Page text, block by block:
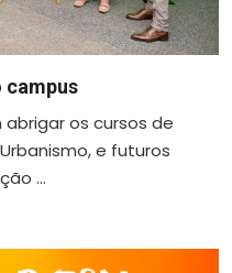
campus
os cursos de
e futuros
...